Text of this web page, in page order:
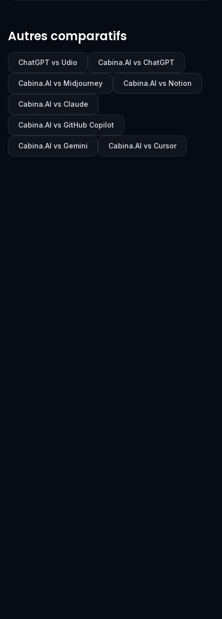
Autres comparatifs
ChatGPT vs Udio Cabina.AI vs ChatGPT
Cabina.AI vs Midjourney Cabina.AI vs Notion
Cabina.AI vs Claude
Cabina.AI vs GitHub Copilot
Cabina.AI vs Gemini Cabina.AI vs Cursor